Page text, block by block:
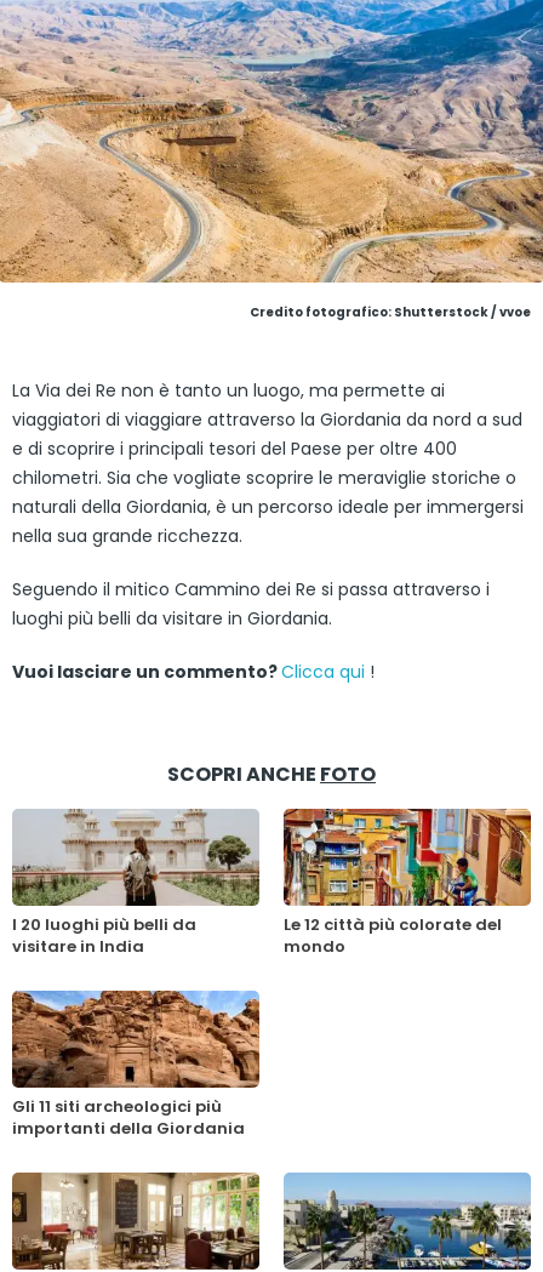
Credito fotografico: Shutterstock / vvoe
La Via dei Re non è tanto un luogo, ma permette ai
viaggiatori di viaggiare attraverso la Giordania da nord a sud
e di scoprire i principali tesori del Paese per oltre 400
chilometri. Sia che vogliate scoprire le meraviglie storiche o
naturali della Giordania, è un percorso ideale per immergersi
nella sua grande ricchezza.
Seguendo il mitico Cammino dei Re si passa attraverso i
luoghi più belli da visitare in Giordania.
Vuoi lasciare un commento?Clicca qui !
SCOPRI ANCHE FOTO
I 20 luoghi più belli da
visitare in India
Le 12 città più colorate del
mondo
Gli 11 siti archeologici più
importanti della Giordania